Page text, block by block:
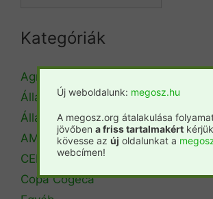
Kategóriák
Agrárminisztérium
Állásbörze
Álláshirdetés
AM Erdőrendezési Főosztály
CEPF
Copa Cogeca
Új weboldalunk: megosz.hu
A megosz.org átalakulása
jövőben a friss tartalmakért kérjük
kövesse az új oldalunkat a
webcímen!